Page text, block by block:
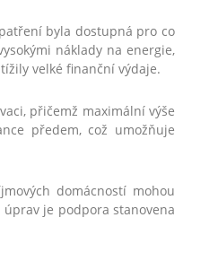
byla dostupná pro co
náklady na energie,
velké finanční výdaje.
přičemž maximální výše
předem, což umožňuje
domácností mohou
je podpora stanovena